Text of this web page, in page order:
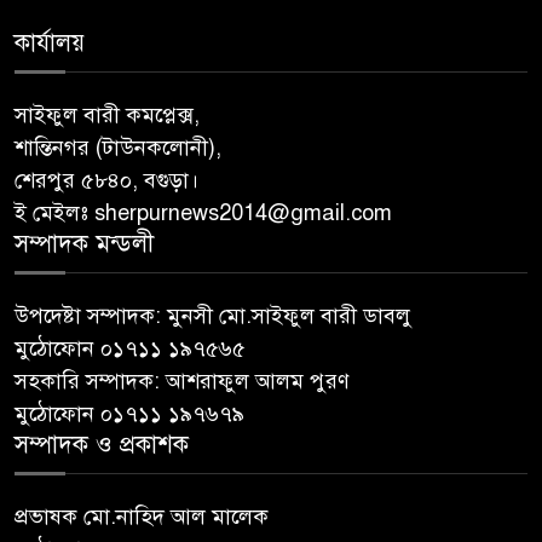
কার্যালয়
সাইফুল বারী কমপ্লেক্স,
শান্তিনগর (টাউনকলোনী),
শেরপুর ৫৮৪০, বগুড়া।
ই মেইলঃ sherpurnews2014@gmail.com
সম্পাদক মন্ডলী
উপদেষ্টা সম্পাদক: মুনসী মো.সাইফুল বারী ডাবলু
মুঠোফোন ০১৭১১ ১৯৭৫৬৫
সহকারি সম্পাদক: আশরাফুল আলম পুরণ
মুঠোফোন ০১৭১১ ১৯৭৬৭৯
সম্পাদক ও প্রকাশক
প্রভাষক মো.নাহিদ আল মালেক